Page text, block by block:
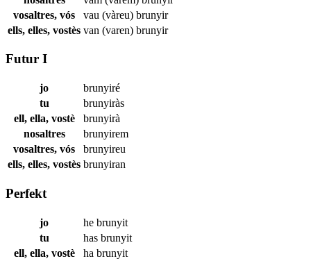
vosaltres, vós
vau (vàreu) brunyir
ells, elles, vostès van (varen) brunyir
Futur I
jo
brunyiré
tu
brunyiràs
ell, ella, vostè
brunyirà
nosaltres
brunyirem
vosaltres, vós
brunyireu
ells, elles, vostès brunyiran
Perfekt
jo he brunyit
tu
has brunyit
ell, ella, vostè
ha brunyit